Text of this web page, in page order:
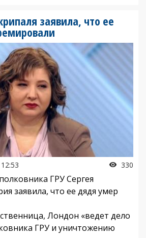
заявила, что ее
12:53 330
ГРУ Сергея
заявила, что ее дядя умер
Лондон «ведет дело
ГРУ и уничтожению